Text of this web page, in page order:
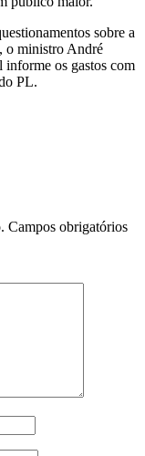
sobre a
o ministro André
os gastos com
PL.
Campos obrigatórios